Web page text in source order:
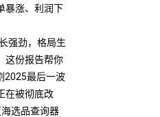
暴涨、利润下
强劲，格局生
这份报告帮你
2025最后一波
在被彻底改
选品查询器